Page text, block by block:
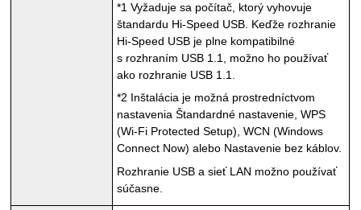
*1 Vyžaduje sa počítač, ktorý vyhovuje
štandardu Hi-Speed USB. Keďže rozhranie
Hi-Speed USBje plne kompatibilné
s rozhraním USB 1.1
, možno ho používať
ako rozhranie USB 1.1
*2 Inštalácia je možná prostredníctvom
nastavenia Štandardné nastavenie, WPS
(Wi-Fi Protected Setup), WCN (Windows
Connect Now) alebo Nastavenie bez káblov.
Rozhranie USBa sieť LAN možno používať
súčasne.